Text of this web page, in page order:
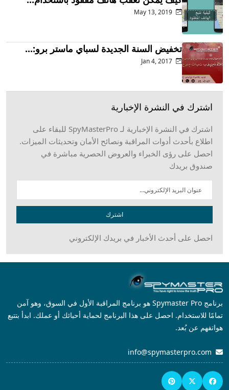
تخفيض السنة الجديدة لسباي ماستر برو:...
اشترك في النشرة الإخبارية
اشترك في النشرة الإخبارية لـ SpyMasterPro للبقاء على
اطلاع بأحدث أدوات المراقبة ونصائح الأمان وتحديثات الميزات.
احصل على رؤى الخبراء والعروض الحصرية مباشرة في
صندوق بريدك
اشترك
احصل على أحدث الأخبار في بريدك الإلكتروني
برنامج Spymaster Pro هو برنامج المراقبة الأول في السوق، وهو آمن
تمامًا للاستخدام. احصل على هذا البرنامج لحماية أحبائك أو عملك. ابدأ بتتبع
هواتفهم عن بُعد.
info@spymasterpro.com